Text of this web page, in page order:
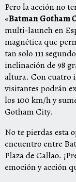
Pero la acción no
«Batman Gotham
multi-launch en
magnética que
tan solo 111
inclinación de 98
altura. Con cuatro
visitantes podrán
los 100 km/h y
Gotham City.
No te pierdas esta
encuentro entre
Plaza de Callao.
emoción y acción